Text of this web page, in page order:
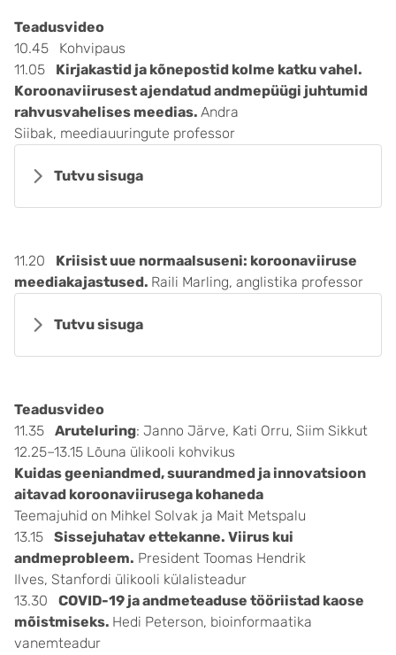
Teadusvideo
10.45 Kohvipaus
11.05 Kirjakastid ja kõnepostid kolme katku vahel.
Koroonaviirusest ajendatud andmepüügi juhtumid
rahvusvahelises meedias. Andra
Siibak, meediauuringute professor
Tutvu sisuga
11.20 Kriisist uue normaalsuseni: koroonaviiruse
meediakajastused. Raili Marling, anglistika professor
Tutvu sisuga
Teadusvideo
11.35 Aruteluring: Janno Järve, Kati Orru, Siim Sikkut
12.25–13.15 Lõuna ülikooli kohvikus
Kuidas geeniandmed, suurandmed ja innovatsioon
aitavad koroonaviirusega kohaneda
Teemajuhid on Mihkel Solvak ja Mait Metspalu
13.15 Sissejuhatav ettekanne. Viirus kui
andmeprobleem. President Toomas Hendrik
Ilves, Stanfordi ülikooli külalisteadur
13.30 COVID-19 ja andmeteaduse tööriistad kaose
mõistmiseks. Hedi Peterson, bioinformaatika
vanemteadur